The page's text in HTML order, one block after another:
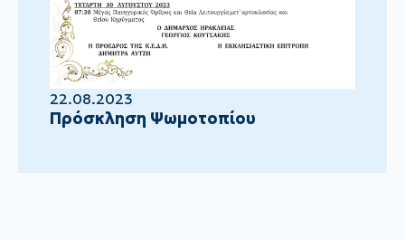
22.08.2023
Πρόσκληση Ψωμοτοπίου